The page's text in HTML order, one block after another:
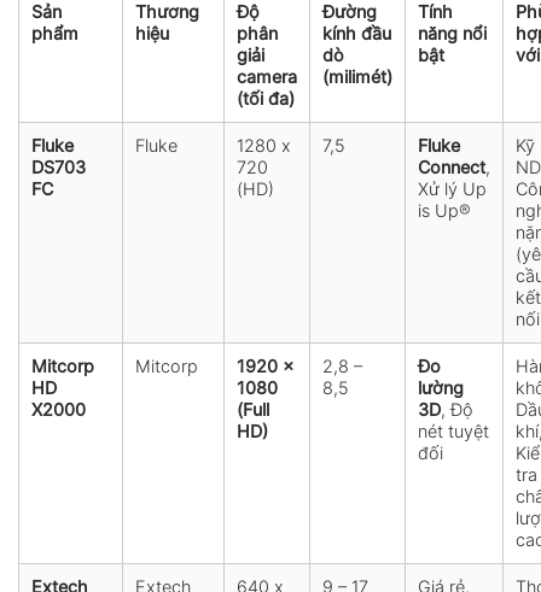
Sản
phẩm
Thương
hiệu
Độ
phân
giải
camera
(tối đa)
Đường
kính đầu
dò
(milimét)
Tính
năng nổi
bật
với
Fluke
DS703
FC
Fluke
1280 x
720
(HD)
7,5
Fluke
Connect,
Xử lý Up
is Up®
Kỹ
kết
Mitcorp
HD
X2000
Mitcorp
1920 x
1080
(Full
HD)
2,8 –
8,5
Đo
lường
3D, Độ
nét tuyệt
đối
tra
Extech
Extech
640 x
9 – 17
Giá rẻ,